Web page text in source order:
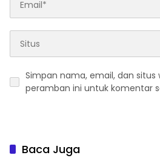
Simpan nama, email, dan situs
peramban ini untuk komentar
Baca Juga